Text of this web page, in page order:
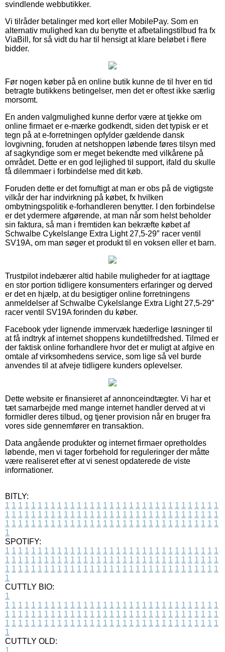
svindlende webbutikker.
Vi tilråder betalinger med kort eller MobilePay. Som en
alternativ mulighed kan du benytte et afbetalingstilbud fra fx
ViaBill, for så vidt du har til hensigt at klare beløbet i flere
bidder.
Før nogen køber på en online butik kunne de til hver en tid
betragte butikkens betingelser, men det er oftest ikke særlig
morsomt.
En anden valgmulighed kunne derfor være at tjekke om
online firmaet er e-mærke godkendt, siden det typisk er et
tegn på at e-forretningen opfylder gældende dansk
lovgivning, foruden at netshoppen løbende føres tilsyn med
af sagkyndige som er meget bekendte med vilkårene på
området. Dette er en god lejlighed til support, ifald du skulle
få dilemmaer i forbindelse med dit køb.
Foruden dette er det fornuftigt at man er obs på de vigtigste
vilkår der har indvirkning på købet, fx hvilken
ombytningspolitik e-forhandleren benytter. I den forbindelse
er det ydermere afgørende, at man når som helst beholder
sin faktura, så man i fremtiden kan bekræfte købet af
Schwalbe Cykelslange Extra Light 27,5-29″ racer ventil
SV19A, om man søger et produkt til en voksen eller et barn.
Trustpilot indebærer altid habile muligheder for at iagttage
en stor portion tidligere konsumenters erfaringer og derved
er det en hjælp, at du besigtiger online forretningens
anmeldelser af Schwalbe Cykelslange Extra Light 27,5-29″
racer ventil SV19A forinden du køber.
Facebook yder lignende immervæk hæderlige løsninger til
at få indtryk af internet shoppens kundetilfredshed. Tilmed er
der faktisk online forhandlere hvor det er muligt at afgive en
omtale af virksomhedens service, som lige så vel burde
anvendes til at afveje tidligere kunders oplevelser.
Dette website er finansieret af annonceindtægter. Vi har et
tæt samarbejde med mange internet handler derved at vi
formidler deres tilbud, og tjener provision når en bruger fra
vores side gennemfører en transaktion.
Data angående produkter og internet firmaer opretholdes
løbende, men vi tager forbehold for reguleringer der måtte
være realiseret efter at vi senest opdaterede de viste
informationer.
BITLY:
1 1 1 1 1 1 1 1 1 1 1 1 1 1 1 1 1 1 1 1 1 1 1 1 1 1 1 1 1 1 1 1 1
1 1 1 1 1 1 1 1 1 1 1 1 1 1 1 1 1 1 1 1 1 1 1 1 1 1 1 1 1 1 1 1 1
1 1 1 1 1 1 1 1 1 1 1 1 1 1 1 1 1 1 1 1 1 1 1 1 1 1 1 1 1 1 1 1 1
1
SPOTIFY:
1 1 1 1 1 1 1 1 1 1 1 1 1 1 1 1 1 1 1 1 1 1 1 1 1 1 1 1 1 1 1 1 1
1 1 1 1 1 1 1 1 1 1 1 1 1 1 1 1 1 1 1 1 1 1 1 1 1 1 1 1 1 1 1 1 1
1 1 1 1 1 1 1 1 1 1 1 1 1 1 1 1 1 1 1 1 1 1 1 1 1 1 1 1 1 1 1 1 1
1
CUTTLY BIO:
1
1 1 1 1 1 1 1 1 1 1 1 1 1 1 1 1 1 1 1 1 1 1 1 1 1 1 1 1 1 1 1 1 1
1 1 1 1 1 1 1 1 1 1 1 1 1 1 1 1 1 1 1 1 1 1 1 1 1 1 1 1 1 1 1 1 1
1 1 1 1 1 1 1 1 1 1 1 1 1 1 1 1 1 1 1 1 1 1 1 1 1 1 1 1 1 1 1 1 1
1
CUTTLY OLD:
1